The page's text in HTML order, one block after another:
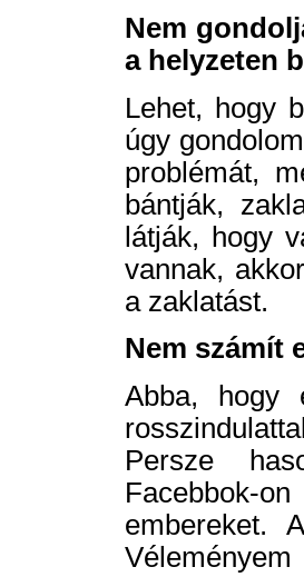
Nem
a helyzeten
Lehet, hogy
úgy
problémát,
bántják,
látják, hogy
vannak,
a zaklatást.
Nem számít
Abba, hogy
Persze
Facebbok-
embereket.